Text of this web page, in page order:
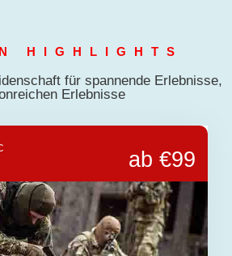
HIGHLIGHTS
für spannende Erlebnisse,
Erlebnisse
ab €99